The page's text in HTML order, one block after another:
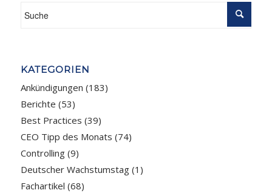
KATEGORIEN
Ankündigungen (183)
Berichte (53)
Best Practices (39)
CEO Tipp des Monats (74)
Controlling(9)
Deutscher Wachstumstag(1)
Fachartikel (68)